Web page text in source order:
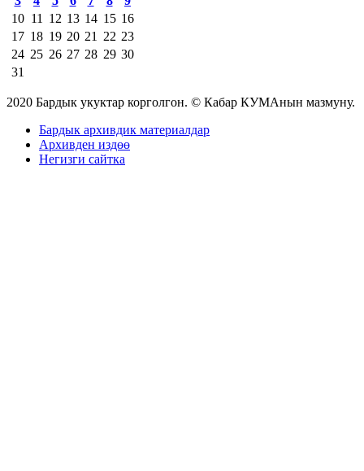
10 11 12 13 14 15 16
17 18 19 20 21 22 23
24 25 26 27 28 29 30
31
2020 Бардык укуктар корголгон. © Кабар КУМАнын мазмуну.
Бардык архивдик материалдар
Архивден издөө
Негизги сайтка